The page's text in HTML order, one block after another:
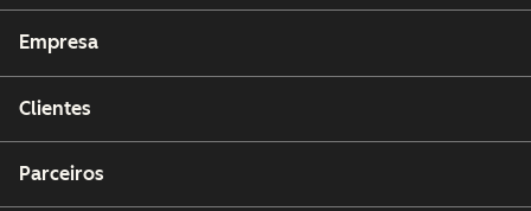
Empresa
Clientes
Parceiros